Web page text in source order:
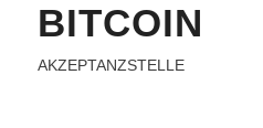
BITCOIN
AKZEPTANZSTELLE